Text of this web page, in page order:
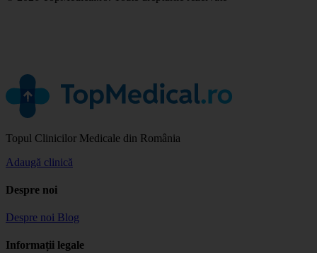
Topul Clinicilor Medicale din România
Adaugă clinică
Despre noi
Despre noi Blog
Informații legale